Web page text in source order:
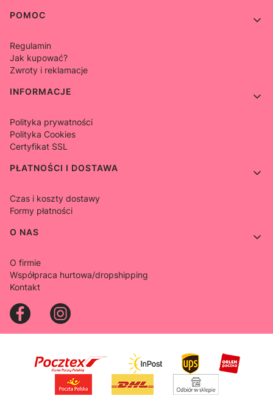
POMOC
Regulamin
Jak kupować?
Zwroty i reklamacje
INFORMACJE
Polityka prywatności
Polityka Cookies
Certyfikat SSL
PŁATNOŚCI I DOSTAWA
Czas i koszty dostawy
Formy płatności
O NAS
O firmie
Współpraca hurtowa/dropshipping
Kontakt